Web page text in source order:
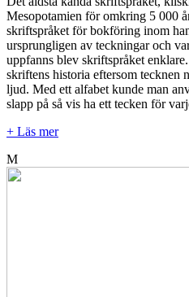
Mesopotamien för omkring 5 000
skriftspråket för bokföring inom
ursprungligen av teckningar och
uppfanns blev skriftspråket
skriftens historia eftersom tecknen
ljud. Med ett alfabet kunde man
slapp på så vis ha ett tecken för
+ Läs mer
M